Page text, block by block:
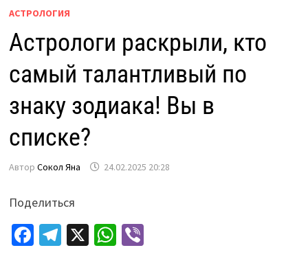
АСТРОЛОГИЯ
Астрологи раскрыли, кто
самый талантливый по
знаку зодиака! Вы в
списке?
Автор Сокол Яна 24.02.2025 20:28
Поделиться
Fa Te X W Vi